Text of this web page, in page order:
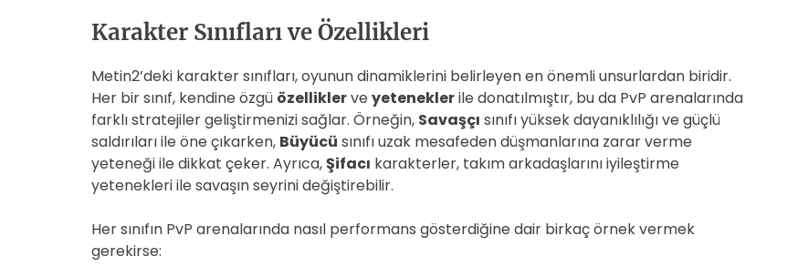
Karakter Sınıfları ve Özellikleri
Metin2’deki karakter sınıfları, oyunun dinamiklerini belirleyen en önemli unsurlardan biridir.
Her bir sınıf, kendine özgü özelliklerve yeteneklerile donatılmıştır, bu da PvP arenalarında
farklı stratejiler geliştirmenizi sağlar. Örneğin, Savaşçı sınıfı yüksek dayanıklılığı ve güçlü
saldırıları ile öne çıkarken, Büyücü sınıfı uzak mesafeden düşmanlarına zarar verme
yeteneği ile dikkat çeker. Ayrıca,Şifacı karakterler, takım arkadaşlarını iyileştirme
yetenekleri ile savaşın seyrini değiştirebilir.
Her sınıfın PvP arenalarında nasıl performans gösterdiğine dair birkaç örnek vermek
gerekirse: